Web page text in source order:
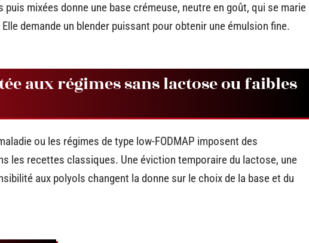
puis mixées donne une base crémeuse, neutre en goût, qui se marie
demande un blender puissant pour obtenir une émulsion fine.
aux régimes sans lactose ou faibles
ou les régimes de type low-FODMAP imposent des
les recettes classiques. Une éviction temporaire du lactose, une
aux polyols changent la donne sur le choix de la base et du